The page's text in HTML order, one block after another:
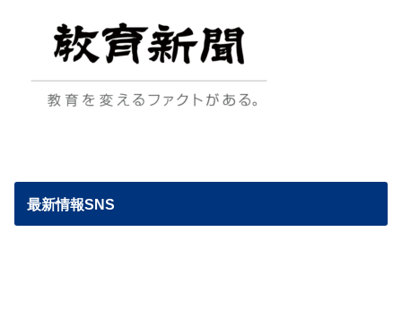
最新情報SNS